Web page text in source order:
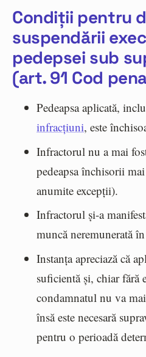
Condiții pentru
suspendării
pedepsei sub
(art. 91 Cod
Pedeapsa aplicată,
infracțiuni, este
Infractorul nu a mai
pedeapsa închisorii
anumite excepții).
Infractorul și-a
muncă neremunerată
Instanța apreciază că
suficientă și, chiar fără
condamnatul nu va
însă este necesară
pentru o perioadă